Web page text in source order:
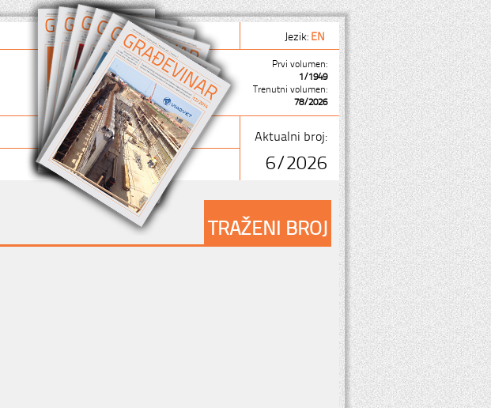
Jezik:EN
Prvi volumen:
1/1949
Trenutni volumen:
78/2026
Aktualni broj:
6/2026
TRAŽENI BROJ